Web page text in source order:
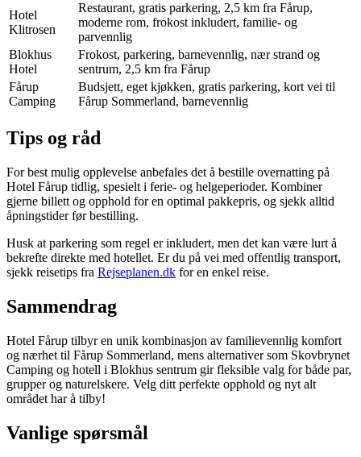
Hotel
Klitrosen
Restaurant, gratis parkering, 2,5 km fra Fårup,
moderne rom, frokost inkludert, familie- og
parvennlig
Blokhus
Hotel
Frokost, parkering, barnevennlig, nær strand og
sentrum, 2,5 km fra Fårup
Fårup
Camping
Budsjett, eget kjøkken, gratis parkering, kort vei til
Fårup Sommerland, barnevennlig
Tips og råd
For best mulig opplevelse anbefales det å bestille overnatting på
Hotel Fårup tidlig, spesielt i ferie- og helgeperioder. Kombiner
gjerne billett og opphold for en optimal pakkepris, og sjekk alltid
åpningstider før bestilling.
Husk at parkering som regel er inkludert, men det kan være lurt å
bekrefte direkte med hotellet. Er du på vei med offentlig transport,
sjekk reisetips fra Rejseplanen.dk for en enkel reise.
Sammendrag
Hotel Fårup tilbyr en unik kombinasjon av familievennlig komfort
og nærhet til Fårup Sommerland, mens alternativer som Skovbrynet
Camping og hotell i Blokhus sentrum gir fleksible valg for både par,
grupper og naturelskere. Velg ditt perfekte opphold og nyt alt
området har å tilby!
Vanlige spørsmål